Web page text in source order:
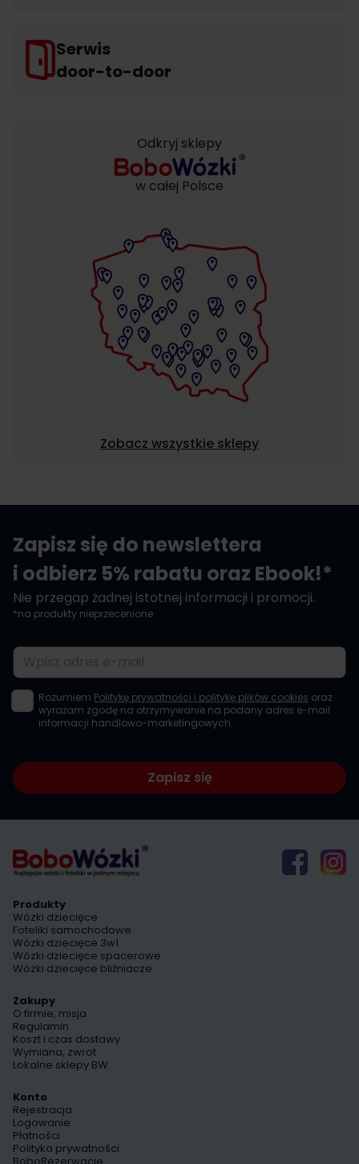
Serwis
door-to-door
Odkryj sklepy
w całej Polsce
Zobacz wszystkie sklepy
Zapisz się do newslettera
i odbierz 5% rabatu oraz Ebook!*
Nie przegap żadnej istotnej informacji i promocji.
*na produkty nieprzecenione
Adres e-mail
Rozumiem Politykę prywatności i politykę plików cookies oraz
wyrażam zgodę na otrzymywanie na podany adres e-mail
informacji handlowo-marketingowych.
Zapisz się
Produkty
Wózki dziecięce
Foteliki samochodowe
Wózki dziecięce 3w1
Wózki dziecięce spacerowe
Wózki dziecięce bliźniacze
Zakupy
O firmie, misja
Regulamin
Koszt i czas dostawy
Wymiana, zwrot
Lokalne sklepy BW
Konto
Rejestracja
Logowanie
Płatności
Polityka prywatności